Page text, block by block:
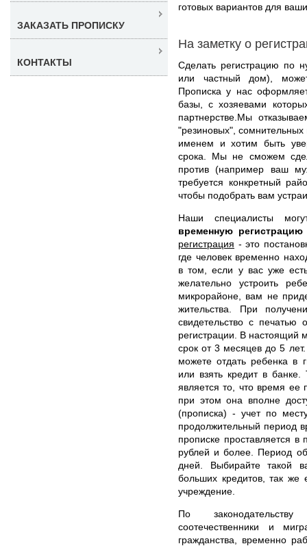
готовых вариантов для
На заметку о
Сделать регистрацию по
или частный дом),
Прописка у нас
базы, с хозяевами
партнерстве.Мы
"резиновых",
именем и хотим быть
срока. Мы не сможем
против (например ваш
требуется конкретный
чтобы подобрать вам
Наши специалисты
временную
регистрация - это
где человек временно
в том, если у вас уже
желательно устроить
микрорайоне, вам не
жительства. При
свидетельство с
регистрации. В настоящий
срок от 3 месяцев до 5
можете отдать ребенка в
или взять кредит в
является то, что время ее
при этом она вполне
(прописка) - учет по
продолжительный период
прописке проставляется в
рублей и более. Период
дней. Выбирайте такой
больших кредитов, так же
учреждение.
По
соотечественники и
гражданства, временно
ЗАКАЗАТЬ ПРОПИСКУ
КОНТАКТЫ